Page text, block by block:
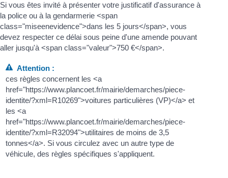
Si vous êtes invité à présenter votre justificatif d'assurance à
la police ou à la gendarmerie <span
class="miseenevidence">dans les 5 jours</span>, vous
devez respecter ce délai sous peine d'une amende pouvant
aller jusqu'à <span class="valeur">750 €</span>.
Attention :
ces règles concernent les <a
href="https://www.plancoet.fr/mairie/demarches/piece-
identite/?xml=R10269">voitures particulières (VP)</a> et
les <a
href="https://www.plancoet.fr/mairie/demarches/piece-
identite/?xml=R32094">utilitaires de moins de 3,5
tonnes</a>. Si vous circulez avec un autre type de
véhicule, des règles spécifiques s'appliquent.